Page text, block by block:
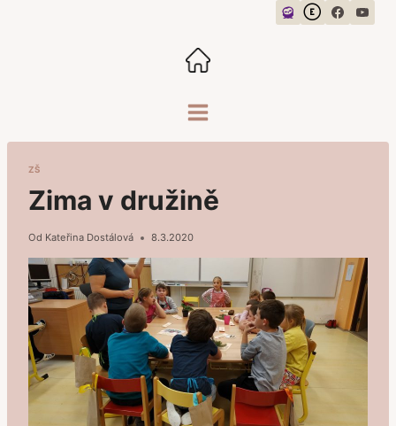
ZŠ
Zima v družině
Od Kateřina Dostálová 8.3.2020